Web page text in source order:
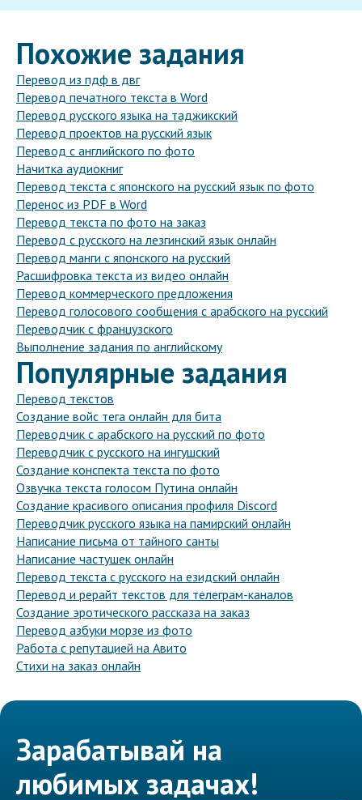
Похожие задания
Перевод из пдф в двг
Перевод печатного текста в Word
Перевод русского языка на таджикский
Перевод проектов на русский язык
Перевод с английского по фото
Начитка аудиокниг
Перевод текста с японского на русский язык по фото
Перенос из PDF в Word
Перевод текста по фото на заказ
Перевод с русского на лезгинский язык онлайн
Перевод манги с японского на русский
Расшифровка текста из видео онлайн
Перевод коммерческого предложения
Перевод голосового сообщения с арабского на русский
Переводчик с французского
Выполнение задания по английскому
Популярные задания
Перевод текстов
Создание войс тега онлайн для бита
Переводчик с арабского на русский по фото
Переводчик с русского на ингушский
Создание конспекта текста по фото
Озвучка текста голосом Путина онлайн
Создание красивого описания профиля Discord
Переводчик русского языка на памирский онлайн
Написание письма от тайного санты
Написание частушек онлайн
Перевод текста с русского на езидский онлайн
Перевод и рерайт текстов для телеграм-каналов
Создание эротического рассказа на заказ
Перевод азбуки морзе из фото
Работа с репутацией на Авито
Стихи на заказ онлайн
Зарабатывай на
любимых задачах!